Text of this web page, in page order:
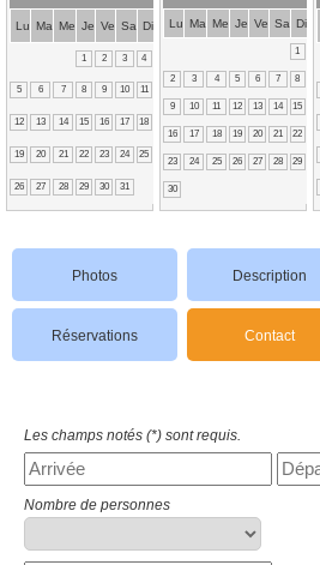
Lu Ma Me Je Ve Sa Di
1 2 3 4
5 6 7 8 9 10 11
12 13 14 15 16 17 18
19 20 21 22 23 24 25
26 27 28 29 30 31
Lu Ma Me Je Ve Sa Di
1
2 3 4 5 6 7 8
9 10 11 12 13 14 15
16 17 18 19 20 21 22
23 24 25 26 27 28 29
30
Photos Description
Réservations Contact
Les champs notés (*) sont requis.
Nombre de personnes